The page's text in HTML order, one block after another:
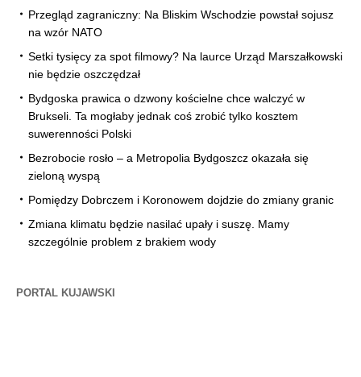
Przegląd zagraniczny: Na Bliskim Wschodzie powstał sojusz
na wzór NATO
Setki tysięcy za spot filmowy? Na laurce Urząd Marszałkowski
nie będzie oszczędzał
Bydgoska prawica o dzwony kościelne chce walczyć w
Brukseli. Ta mogłaby jednak coś zrobić tylko kosztem
suwerenności Polski
Bezrobocie rosło – a Metropolia Bydgoszcz okazała się
zieloną wyspą
Pomiędzy Dobrczem i Koronowem dojdzie do zmiany granic
Zmiana klimatu będzie nasilać upały i suszę. Mamy
szczególnie problem z brakiem wody
PORTAL KUJAWSKI